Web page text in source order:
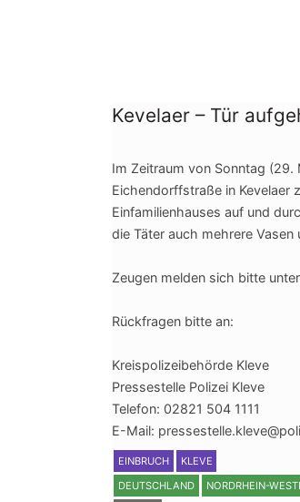
Kevelaer – Tür
Im Zeitraum von Sonntag
Eichendorffstraße in Kevelaer
Einfamilienhauses auf und
die Täter auch mehrere
Zeugen melden sich bitte
Rückfragen bitte an:
Kreispolizeibehörde Kleve
Pressestelle Polizei Kleve
Telefon: 02821 504 1111
E-Mail:
EINBRUCH
KLEVE
DEUTSCHLAND
NORDRHEIN-